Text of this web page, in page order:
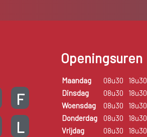
F
L
Openingsuren
Maandag 08u30
18u30
Dinsdag
08u30
18u30
Woensdag
08u30
18u30
Donderdag
08u30
18u30
Vrijdag
08u30
18u30